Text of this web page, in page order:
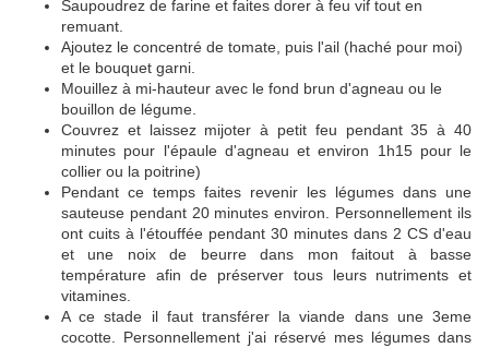
Saupoudrez de farine et faites dorer à feu vif tout en
remuant.
Ajoutez le concentré de tomate, puis l'ail (haché pour moi)
et le bouquet garni.
Mouillez à mi-hauteur avec le fond brun d'agneau ou le
bouillon de légume.
Couvrez et laissez mijoter à petit feu pendant 35 à 40
minutes pour l'épaule d'agneau et environ 1h15 pour le
collier ou la poitrine)
Pendant ce temps faites revenir les légumes dans une
sauteuse pendant 20 minutes environ. Personnellement ils
ont cuits à l'étouffée pendant 30 minutes dans 2 CS d'eau
et une noix de beurre dans mon faitout à basse
température afin de préserver tous leurs nutriments et
vitamines.
A ce stade il faut transférer la viande dans une 3eme
cocotte. Personnellement j'ai réservé mes légumes dans